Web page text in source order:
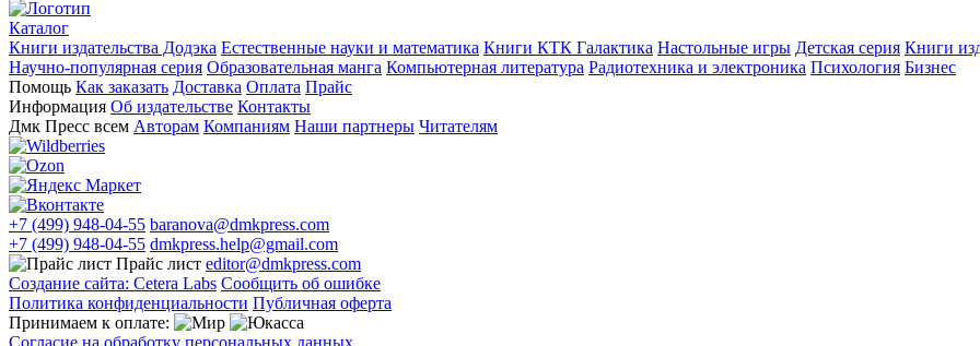
Каталог
Книги издательства Додэка Естественные науки и математика Книги КТК Галактика Настольные игры Детская серия Книги
Научно-популярная серия Образовательная манга Компьютерная литература Радиотехника и электроника Психология Бизнес
Помощь Как заказать Доставка Оплата Прайс
Информация Об издательстве Контакты
Дмк Пресс всем Авторам Компаниям Наши партнеры Читателям
+7 (499) 948-04-55 baranova@dmkpress.com
+7 (499) 948-04-55 dmkpress.help@gmail.com
Прайс лист editor@dmkpress.com
Создание сайта: Cetera Labs Сообщить об ошибке
Политика конфиденциальности Публичная оферта
Принимаем к оплате: